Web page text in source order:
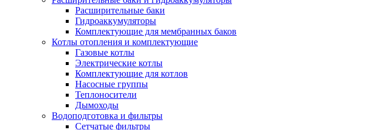
Расширительные баки
Гидроаккумуляторы
Комплектующие для мембранных баков
Котлы отопления и комплектующие
Газовые котлы
Электрические котлы
Комплектующие для котлов
Насосные группы
Теплоносители
Дымоходы
Водоподготовка и фильтры
Сетчатые фильтры